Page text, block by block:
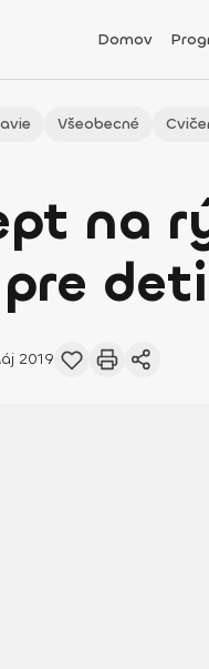
Domov
Všeobecné
na
2019